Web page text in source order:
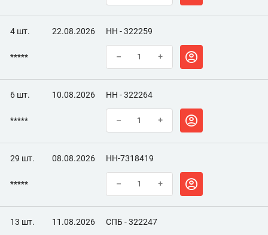
4 шт. 22.08.2026 НН - 322259
***** – +
6 шт. 10.08.2026 НН - 322264
***** – +
29 шт. 08.08.2026 НН-7318419
***** – +
13 шт. 11.08.2026 СПБ - 322247